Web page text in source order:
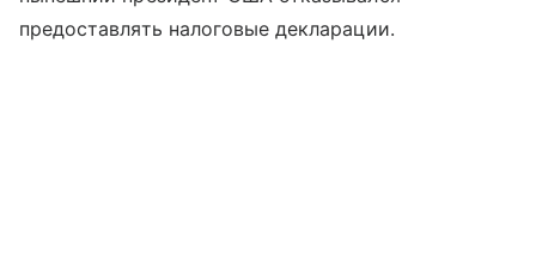
предоставлять налоговые декларации.